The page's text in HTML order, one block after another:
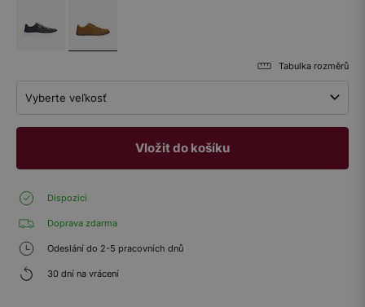
Tabulka rozměrů
Vyberte veľkosť
Vložit do košíku
Dispozici
Doprava zdarma
Odeslání do 2-5 pracovních dnů
30 dní na vrácení